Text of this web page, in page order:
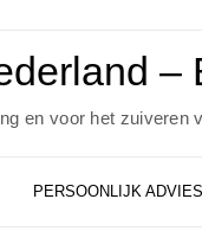
–
en voor het zuiveren
PERSOONLIJK ADVIES